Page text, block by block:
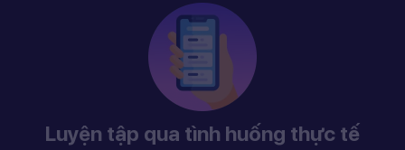
Luyện tập qua tình huống thực tế